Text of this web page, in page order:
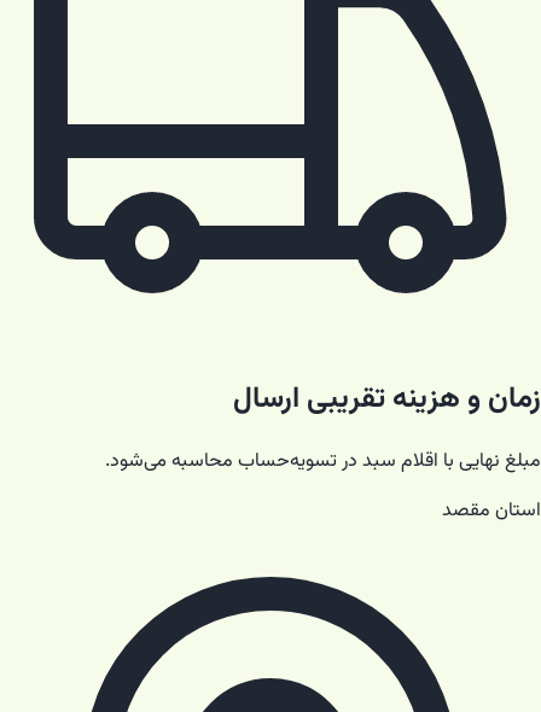
زمان و هزینه تقریبی ارسال
مبلغ نهایی با اقلام سبد در تسویه‌حساب محاسبه می‌شود.
استان مقصد